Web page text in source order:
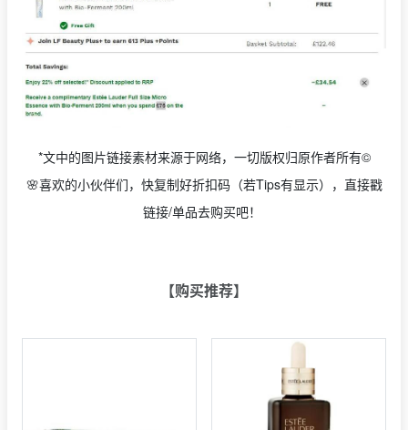
*文中的图片链接素材来源于网络，一切版权归原作者所有©
🌸喜欢的小伙伴们，快复制好折扣码（若Tips有显示），直接戳
链接/单品去购买吧！
【购买推荐】